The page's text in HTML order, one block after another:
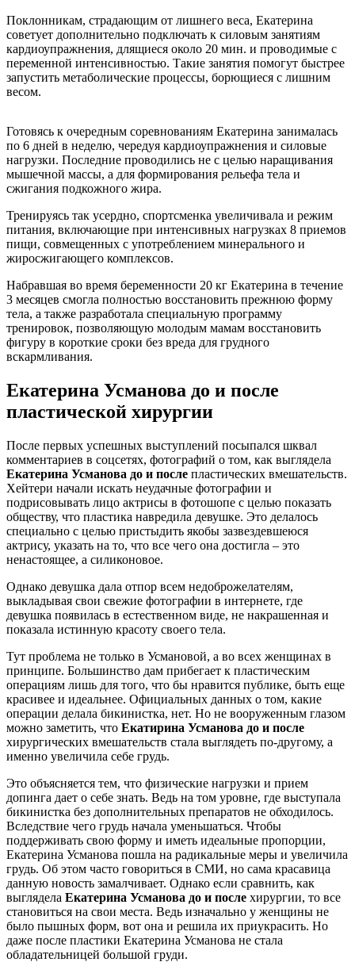
Поклонникам, страдающим от лишнего веса, Екатерина
советует дополнительно подключать к силовым занятиям
кардиоупражнения, длящиеся около 20 мин. и проводимые с
переменной интенсивностью. Такие занятия помогут быстрее
запустить метаболические процессы, борющиеся с лишним
весом.
Готовясь к очередным соревнованиям Екатерина занималась
по 6 дней в неделю, чередуя кардиоупражнения и силовые
нагрузки. Последние проводились не с целью наращивания
мышечной массы, а для формирования рельефа тела и
сжигания подкожного жира.
Тренируясь так усердно, спортсменка увеличивала и режим
питания, включающие при интенсивных нагрузках 8 приемов
пищи, совмещенных с употреблением минерального и
жиросжигающего комплексов.
Набравшая во время беременности 20 кг Екатерина в течение
3 месяцев смогла полностью восстановить прежнюю форму
тела, а также разработала специальную программу
тренировок, позволяющую молодым мамам восстановить
фигуру в короткие сроки без вреда для грудного
вскармливания.
Екатерина Усманова до и после
пластической хирургии
После первых успешных выступлений посыпался шквал
комментариев в соцсетях, фотографий о том, как выглядела
Екатерина Усманова до и после пластических вмешательств.
Хейтери начали искать неудачные фотографии и
подрисовывать лицо актрисы в фотошопе с целью показать
обществу, что пластика навредила девушке. Это делалось
специально с целью пристыдить якобы зазвездевшеюся
актрису, указать на то, что все чего она достигла – это
ненастоящее, а силиконовое.
Однако девушка дала отпор всем недоброжелателям,
выкладывая свои свежие фотографии в интернете, где
девушка появилась в естественном виде, не накрашенная и
показала истинную красоту своего тела.
Тут проблема не только в Усмановой, а во всех женщинах в
принципе. Большинство дам прибегает к пластическим
операциям лишь для того, что бы нравится публике, быть еще
красивее и идеальнее. Официальных данных о том, какие
операции делала бикинистка, нет. Но не вооруженным глазом
можно заметить, что Екатирина Усманова до и после
хирургических вмешательств стала выглядеть по-другому, а
именно увеличила себе грудь.
Это объясняется тем, что физические нагрузки и прием
допинга дает о себе знать. Ведь на том уровне, где выступала
бикинистка без дополнительных препаратов не обходилось.
Вследствие чего грудь начала уменьшаться. Чтобы
поддерживать свою форму и иметь идеальные пропорции,
Екатерина Усманова пошла на радикальные меры и увеличила
грудь. Об этом часто говориться в СМИ, но сама красавица
данную новость замалчивает. Однако если сравнить, как
выглядела Екатерина Усманова до и после хирургии, то все
становиться на свои места. Ведь изначально у женщины не
было пышных форм, вот она и решила их приукрасить. Но
даже после пластики Екатерина Усманова не стала
обладательницей большой груди.